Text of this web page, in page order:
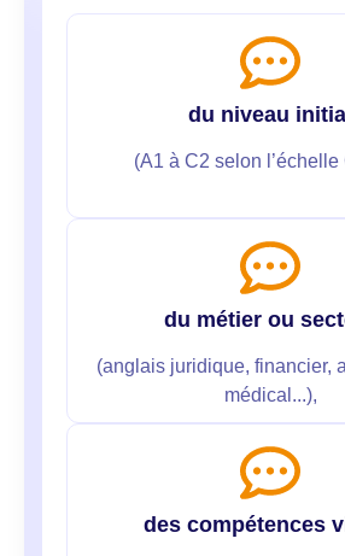
du niveau
(A1 à C2 selon
du métier ou
(anglais juridique, financier,
médical...),
des compétences